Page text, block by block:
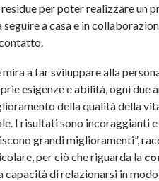
per poter realizzare un
a casa e in
a far sviluppare alla
esigenze e abilità, ogni
della qualità della
I risultati sono incoraggianti
grandi miglioramenti”,
per ciò che riguarda la
capacità di relazionarsi in